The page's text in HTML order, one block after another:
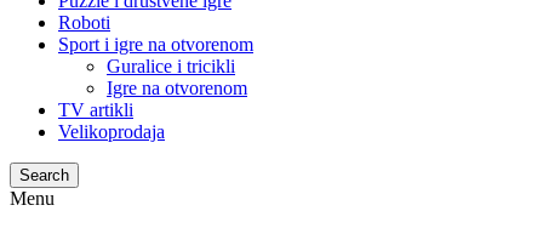
Roboti
Sport i igre na otvorenom
Guralice i tricikli
Igre na otvorenom
TV artikli
Velikoprodaja
Search
Menu